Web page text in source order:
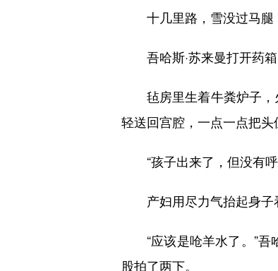
十几里路，雪没过马腿，
吾哈斯·苏来曼打开药箱
毡房里生着牛粪炉子，
轻送回宫腔，一点一点把头
“孩子出来了，但没有呼
产妇用尽力气抬起身子
“应该是呛羊水了。”吾
股拍了两下。